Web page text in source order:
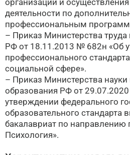
деятельности по
профессиональным
– Приказ Министерства
РФ от 18.11.2013 № 682н «Об
профессионального
социальной сфере».
– Приказ Министерства
образования РФ от
утверждении федерального
образовательного стандарта
бакалавриат по направлению
Психология».